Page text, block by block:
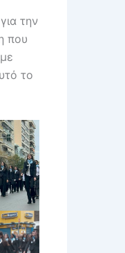
την
που
το